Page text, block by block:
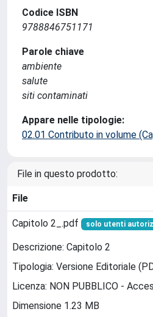
Codice ISBN
9788846751171
Parole chiave
ambiente
salute
siti contaminati
Appare nelle tipologie:
02.01 Contributo in volume
File in questo prodotto:
File
Capitolo 2_.pdf solo utenti
Descrizione: Capitolo 2
Tipologia: Versione Editoriale
Licenza: NON PUBBLICO -
Dimensione 1.23 MB